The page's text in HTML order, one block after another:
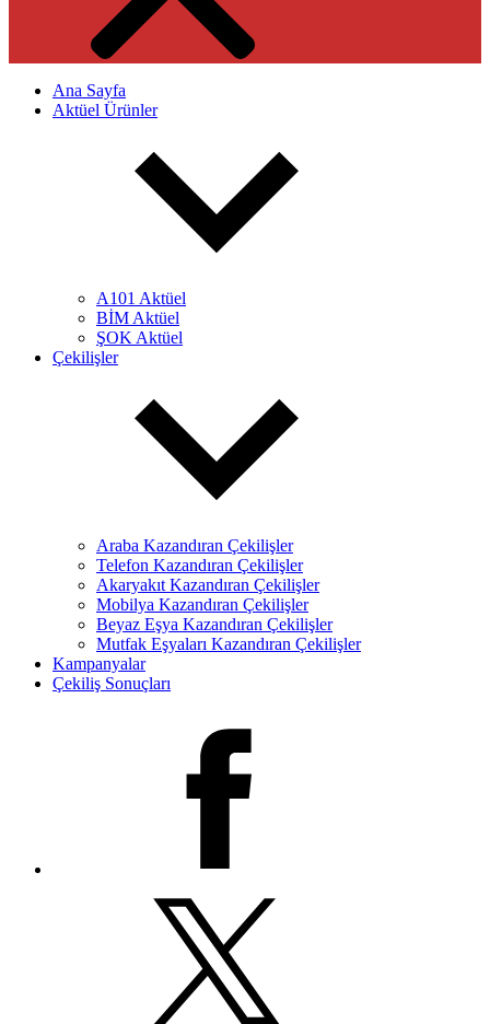
Ana Sayfa
Aktüel Ürünler
A101 Aktüel
BİM Aktüel
ŞOK Aktüel
Çekilişler
Araba Kazandıran Çekilişler
Telefon Kazandıran Çekilişler
Akaryakıt Kazandıran Çekilişler
Mobilya Kazandıran Çekilişler
Beyaz Eşya Kazandıran Çekilişler
Mutfak Eşyaları Kazandıran Çekilişler
Kampanyalar
Çekiliş Sonuçları